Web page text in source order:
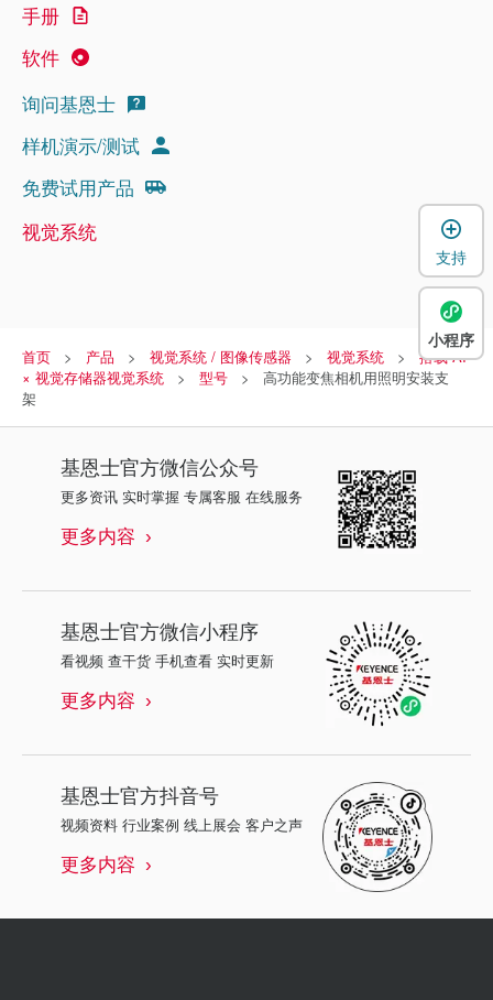
手册
软件
询问基恩士
样机演示/测试
免费试用产品
视觉系统
首页 产品 视觉系统 / 图像传感器 视觉系统
搭载 AI
× 视觉存储器视觉系统
型号
高功能变焦相机用照明安装支
架
基恩士官方微信公众号
更多资讯 实时掌握 专属客服 在线服务
更多内容
基恩士官方微信小程序
看视频 查干货 手机查看 实时更新
更多内容
基恩士官方抖音号
视频资料 行业案例 线上展会 客户之声
更多内容
支持
小程序